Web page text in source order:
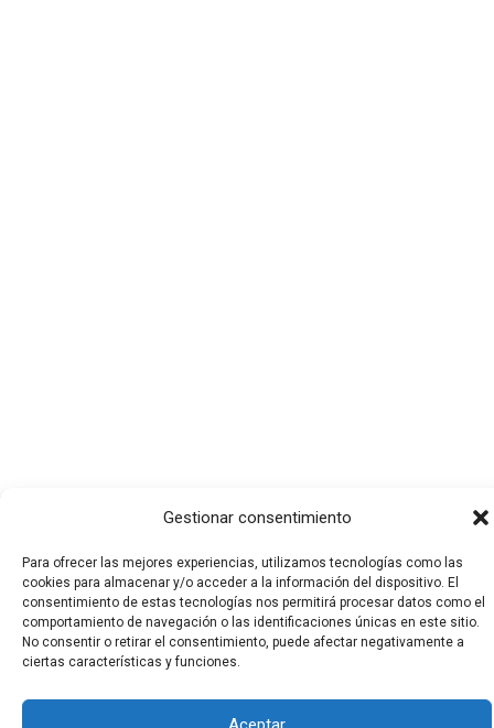
Gestionar consentimiento
Para ofrecer las mejores experiencias, utilizamos tecnologías como las
cookies para almacenar y/o acceder a la información del dispositivo. El
consentimiento de estas tecnologías nos permitirá procesar datos como el
comportamiento de navegación o las identificaciones únicas en este sitio.
No consentir o retirar el consentimiento, puede afectar negativamente a
ciertas características y funciones.
Todos los derechos © 2026 El Funerario Digital | Funciona
gracias a Tema Astra para WordPress